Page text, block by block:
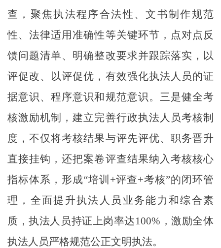
查，聚焦执法程序合法性、文书制作规范
性、法律适用准确性等关键环节，点对点反
馈问题清单、明确整改要求并跟踪落实，以
评促改、以评促优，有效强化执法人员的证
据意识、程序意识和规范意识。三是健全考
核激励机制，建立完善行政执法人员考核制
度，不仅将考核结果与评先评优、职务晋升
直接挂钩，还把案卷评查结果纳入考核核心
指标体系，形成“培训+评查+考核”的闭环管
理，全面提升执法人员业务能力和综合素
质，执法人员持证上岗率达100%，激励全体
执法人员严格规范公正文明执法。